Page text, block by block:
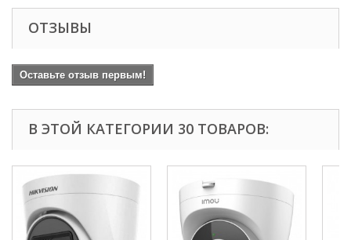
ОТЗЫВЫ
Оставьте отзыв первым!
В ЭТОЙ КАТЕГОРИИ 30 ТОВАРОВ: